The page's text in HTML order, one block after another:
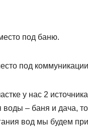
под баню.
под
у нас 2 источника
воды – баня и дача,
вод мы будем